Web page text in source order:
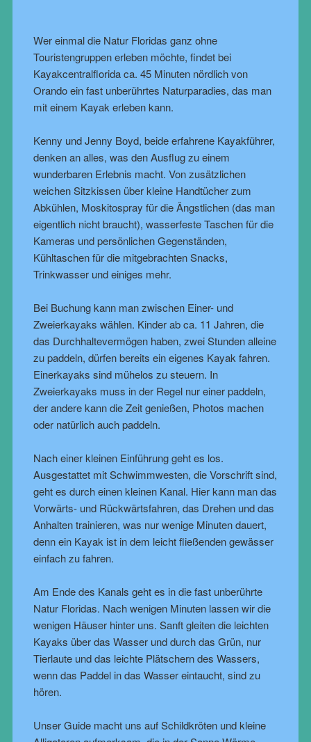
Wer einmal die Natur Floridas ganz ohne
Touristengruppen erleben möchte, findet bei
Kayakcentralflorida ca. 45 Minuten nördlich von
Orando ein fast unberührtes Naturparadies, das man
mit einem Kayak erleben kann.
Kenny und Jenny Boyd, beide erfahrene Kayakführer,
denken an alles, was den Ausflug zu einem
wunderbaren Erlebnis macht. Von zusätzlichen
weichen Sitzkissen über kleine Handtücher zum
Abkühlen, Moskitospray für die Ängstlichen (das man
eigentlich nicht braucht), wasserfeste Taschen für die
Kameras und persönlichen Gegenständen,
Kühltaschen für die mitgebrachten Snacks,
Trinkwasser und einiges mehr.
Bei Buchung kann man zwischen Einer- und
Zweierkayaks wählen. Kinder ab ca. 11 Jahren, die
das Durchhaltevermögen haben, zwei Stunden alleine
zu paddeln, dürfen bereits ein eigenes Kayak fahren.
Einerkayaks sind mühelos zu steuern. In
Zweierkayaks muss in der Regel nur einer paddeln,
der andere kann die Zeit genießen, Photos machen
oder natürlich auch paddeln.
Nach einer kleinen Einführung geht es los.
Ausgestattet mit Schwimmwesten, die Vorschrift sind,
geht es durch einen kleinen Kanal. Hier kann man das
Vorwärts- und Rückwärtsfahren, das Drehen und das
Anhalten trainieren, was nur wenige Minuten dauert,
denn ein Kayak ist in dem leicht fließenden gewässer
einfach zu fahren.
Am Ende des Kanals geht es in die fast unberührte
Natur Floridas. Nach wenigen Minuten lassen wir die
wenigen Häuser hinter uns. Sanft gleiten die leichten
Kayaks über das Wasser und durch das Grün, nur
Tierlaute und das leichte Plätschern des Wassers,
wenn das Paddel in das Wasser eintaucht, sind zu
hören.
Unser Guide macht uns auf Schildkröten und kleine